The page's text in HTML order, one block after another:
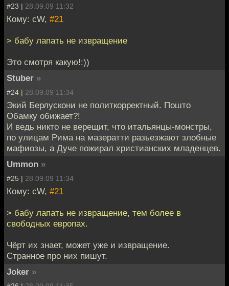
#23 | 28.09.09 11:32
Кому: cW, #21
> бабу лапать не извращение
Это смотря какую!:))
Stuber »
#24 | 28.09.09 11:34
Экий Берлускони не политкорректный. Пошто
Обамку обижает?!
И ведь никто не верещит, что итальянцы-монстры,
по улицам Рима на мазератти разьезжают злобные
мафиозы, а Дуче пожирал христианских младенцев.
Ummon »
#25 | 28.09.09 11:34
Кому: cW, #21
> бабу лапать не извращение, тем более в
свободных европах.
Чёрт их знает, может уже и извращение.
Странное про них пишут.
Joker »